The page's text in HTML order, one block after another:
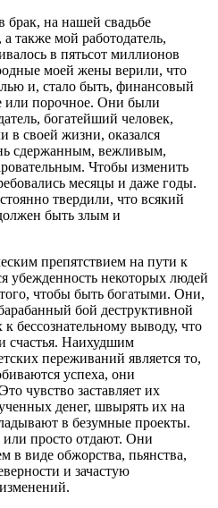
брак, на нашей свадьбе
а также мой работодатель,
в пятьсот миллионов
моей жены верили, что
и, стало быть, финансовый
или порочное. Они были
богатейший человек,
в своей жизни, оказался
сдержанным, вежливым,
Чтобы изменить
месяцы и даже годы.
твердили, что всякий
быть злым и
препятствием на пути к
убежденность некоторых людей
того, чтобы быть богатыми. Они,
бой деструктивной
бессознательному выводу, что
счастья. Наихудшим
переживаний является то,
успеха, они
чувство заставляет их
денег, швырять их на
в безумные проекты.
просто отдают. Они
в виде обжорства, пьянства,
и зачастую